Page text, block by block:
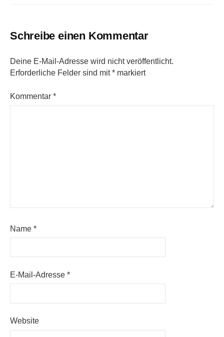
Schreibe einen Kommentar
Deine E-Mail-Adresse wird nicht veröffentlicht.
Erforderliche Felder sind mit* markiert
Kommentar *
Name *
E-Mail-Adresse *
Website